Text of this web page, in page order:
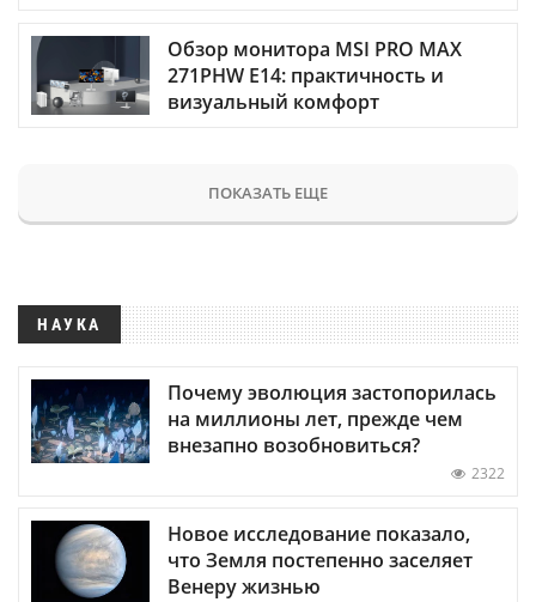
Обзор монитора MSI PRO MAX
271PHW E14: практичность и
визуальный комфорт
ПОКАЗАТЬ ЕЩЕ
НАУКА
Почему эволюция застопорилась
на миллионы лет, прежде чем
внезапно возобновиться?
2322
Новое исследование показало,
что Земля постепенно заселяет
Венеру жизнью